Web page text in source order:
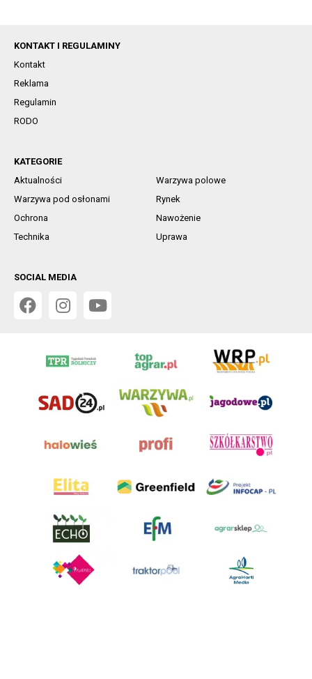
KONTAKT I REGULAMINY
Kontakt
Reklama
Regulamin
RODO
KATEGORIE
Aktualności
Warzywa polowe
Warzywa pod osłonami
Rynek
Ochrona
Nawożenie
Technika
Uprawa
SOCIAL MEDIA